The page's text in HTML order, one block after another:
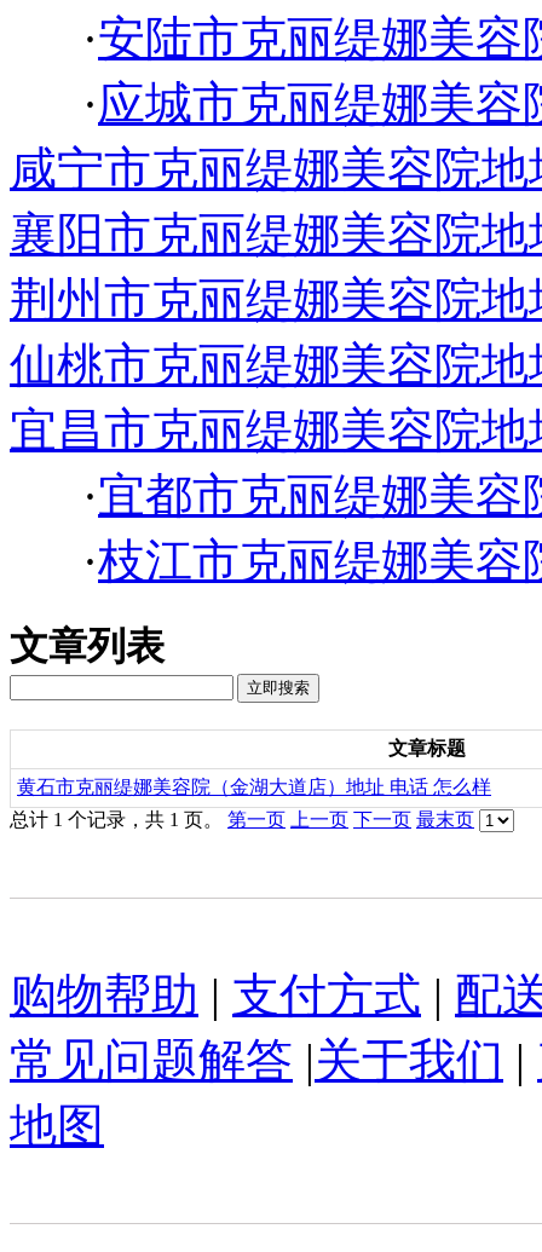
·安陆市克丽缇娜美容
·应城市克丽缇娜美
咸宁市克丽缇娜美容院
襄阳市克丽缇娜美容院
荆州市克丽缇娜美容院
仙桃市克丽缇娜美容院
宜昌市克丽缇娜美容院
·宜都市克丽缇娜美
·枝江市克丽缇娜美容
文章列表
文章标题
黄石市克丽缇娜美容院（金湖大道店）地址 电话 怎么样
总计 1 个记录，共 1 页。 第一页 上一页 下一页 最末页
购物帮助 | 支付方式 | 配
常见问题解答 |关于我们 |
地图